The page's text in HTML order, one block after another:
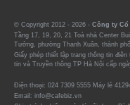
© Copyright 2012 - 2026 - Công ty Cổ
Tầng 17, 19, 20, 21 Toà nhà Center
Tưởng, phường Thanh Xuân, thành
Giấy phép thiết lập trang thông tin
tin và Truyền thông TP Hà Nội cấp
Điện thoại: 024 7309 5555 Máy lẻ
Email: info@cafebiz.vn